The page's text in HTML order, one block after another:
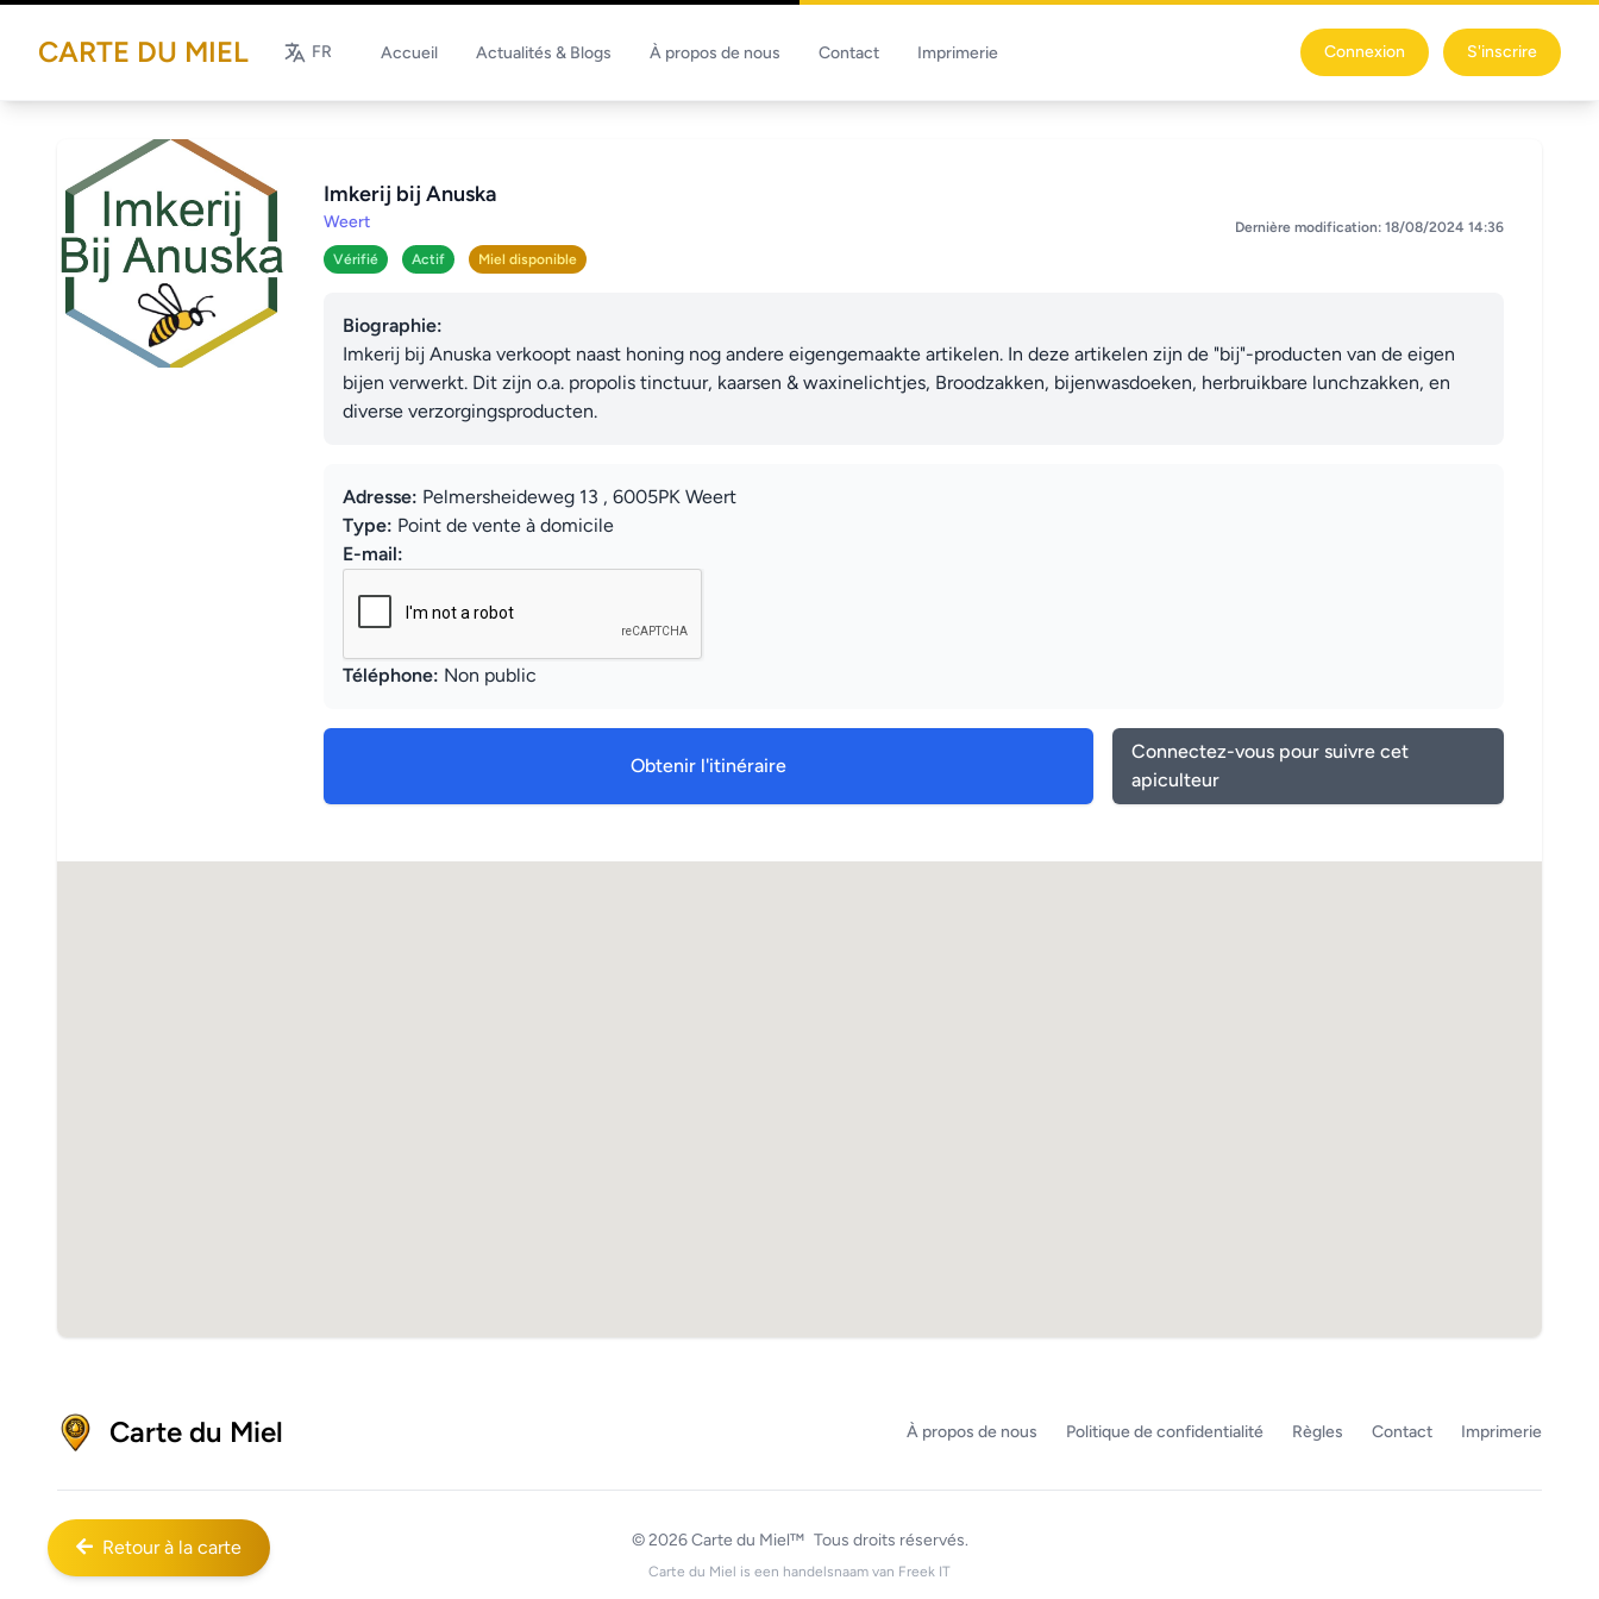
CARTE DU MIEL FR Accueil Actualités & Blogs À propos de nous Contact Imprimerie Connexion S'inscrire
Imkerij bij Anuska
Weert
Vérifié Actif Miel disponible
Dernière modification: 18/08/2024 14:36
Biographie:
Imkerij bij Anuska verkoopt naast honing nog andere eigengemaakte artikelen. In deze artikelen zijn de "bij"-producten van de eigen
bijen verwerkt. Dit zijn o.a. propolis tinctuur, kaarsen & waxinelichtjes, Broodzakken, bijenwasdoeken, herbruikbare lunchzakken, en
diverse verzorgingsproducten.
Adresse: Pelmersheideweg 13 , 6005PK Weert
Type: Point de vente à domicile
E-mail:
Téléphone: Non public
Obtenir l'itinéraire
Connectez-vous pour suivre cet
apiculteur
Retour à la carte
Carte du Miel À propos de nous Politique de confidentialité Règles Contact Imprimerie
© 2026Carte du Miel™ Tous droits réservés.
Carte du Miel is een handelsnaam van Freek IT